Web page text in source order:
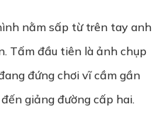
nằm sấp từ trên tay anh
Tấm đầu tiên là ảnh chụp
đứng chơi vĩ cầm gần
giảng đường cấp hai.